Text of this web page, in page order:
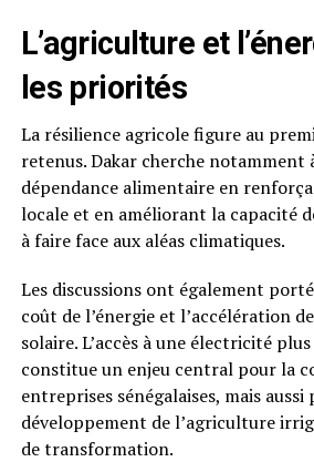
L’agriculture et
les priorités
La résilience agricole figure au
retenus. Dakar cherche notamment
dépendance alimentaire en
locale et en améliorant la capacité
à faire face aux aléas climatiques.
Les discussions ont également
coût de l’énergie et l’accélération
solaire. L’accès à une électricité
constitue un enjeu central pour la
entreprises sénégalaises, mais aussi
développement de l’agriculture
de transformation.